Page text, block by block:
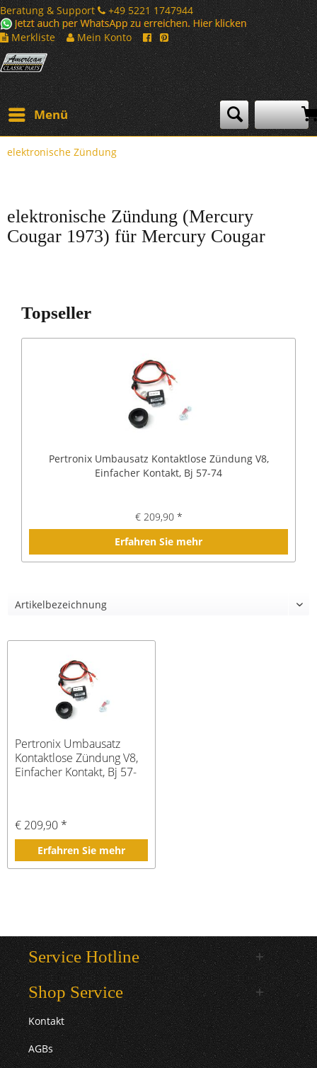
Beratung & Support
+49 5221 1747944
Merkliste
Mein Konto
Menü
elektronische Zündung
elektronische Zündung (Mercury
Cougar 1973) für Mercury Cougar
Topseller
Pertronix Umbausatz Kontaktlose Zündung V8,
Einfacher Kontakt, Bj 57-74
€ 209,90 *
Erfahren Sie mehr
Pertronix Umbausatz
Kontaktlose Zündung V8,
Einfacher Kontakt, Bj 57-
€ 209,90 *
Erfahren Sie mehr
Service Hotline
Shop Service
Kontakt
AGBs